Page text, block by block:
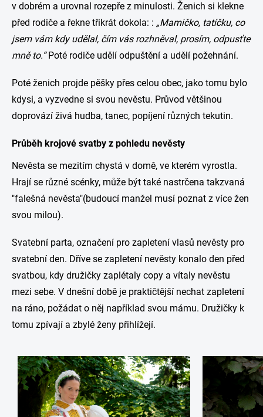
v dobrém a urovnal rozepře z minulosti. Ženich si klekne
před rodiče a řekne třikrát dokola: : „Mamičko, tatíčku, co
jsem vám kdy udělal, čím vás rozhněval, prosím, odpusťte
mně to.“Poté rodiče udělí odpuštění a udělí požehnání.
Poté ženich projde pěšky přes celou obec, jako tomu bylo
kdysi, a vyzvedne si svou nevěstu. Průvod většinou
doprovází živá hudba, tanec, popíjení různých tekutin.
Průběh krojové svatby z pohledu nevěsty
Nevěsta se mezitím chystá v domě, ve kterém vyrostla.
Hrají se různé scénky, může být také nastrčena takzvaná
"falešná nevěsta"(budoucí manžel musí poznat z více žen
svou milou).
Svatební parta, označení pro zapletení vlasů nevěsty pro
svatební den. Dříve se zapletení nevěsty konalo den před
svatbou, kdy družičky zaplétaly copy a vítaly nevěstu
mezi sebe. V dnešní době je praktičtější nechat zapletení
na ráno, požádat o něj například svou mámu. Družičky k
tomu zpívají a zbylé ženy přihlížejí.